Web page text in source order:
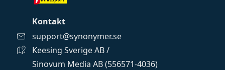
Kontakt
support@synonymer.se
Keesing Sverige AB /
Sinovum Media AB (556571-4036)